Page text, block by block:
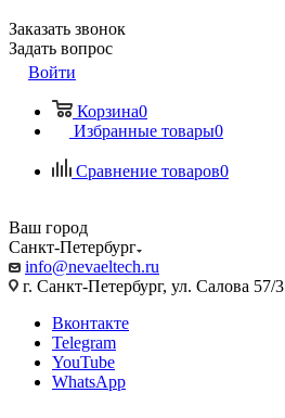
Заказать звонок
Задать вопрос
Войти
Корзина0
Избранные товары0
Сравнение товаров0
Ваш город
Санкт-Петербург
info@nevaeltech.ru
г. Санкт-Петербург, ул. Салова 57/3
Вконтакте
Telegram
YouTube
WhatsApp